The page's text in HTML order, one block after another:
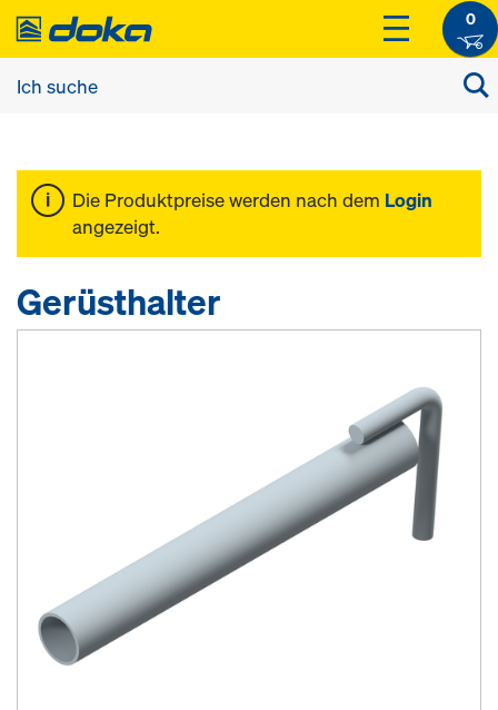
0
Die Produktpreise werden nach dem Login
angezeigt.
Gerüsthalter